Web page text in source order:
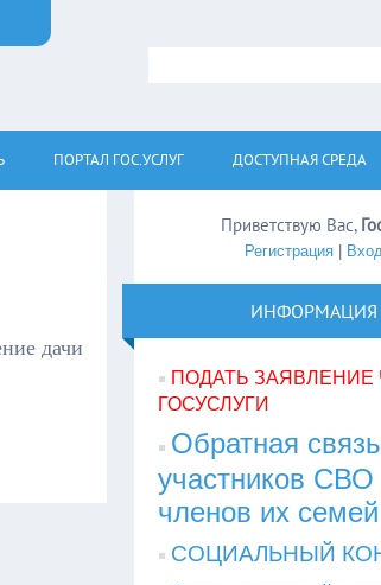
ПОРТАЛ ГОС.УСЛУГ ДОСТУПНАЯ СРЕДА
дачи
Приветствую Вас,
Регистрация|
ИНФОРМАЦИЯ
ПОДАТЬ ЗАЯВЛЕНИЕ
ГОСУСЛУГИ
Обратная
участников СВО
членов их семей
СОЦИАЛЬНЫЙ